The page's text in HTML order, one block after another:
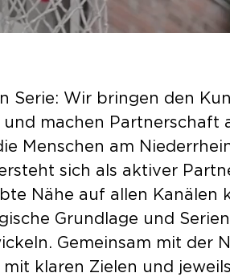
Serie: Wir bringen den
und machen Partnerschaft
Menschen am
sich als aktiver
Nähe auf allen Kanälen
Grundlage und
Gemeinsam mit der
klaren Zielen und